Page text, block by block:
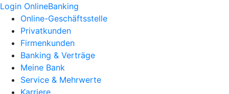
Login OnlineBanking
Online-Geschäftsstelle
Privatkunden
Firmenkunden
Banking & Verträge
Meine Bank
Service & Mehrwerte
Karriere